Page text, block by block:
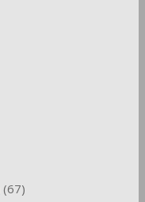
(67)